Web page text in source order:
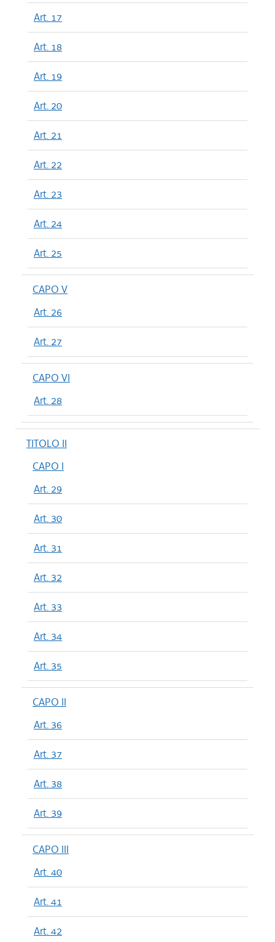
Art. 17
Art. 18
Art. 19
Art. 20
Art. 21
Art. 22
Art. 23
Art. 24
Art. 25
CAPO V
Art. 26
Art. 27
CAPO VI
Art. 28
TITOLO II
CAPO I
Art. 29
Art. 30
Art. 31
Art. 32
Art. 33
Art. 34
Art. 35
CAPO II
Art. 36
Art. 37
Art. 38
Art. 39
CAPO III
Art. 40
Art. 41
Art. 42